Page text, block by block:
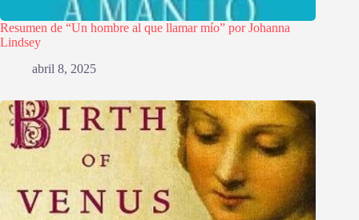
Resumen de “Un hombre al que llamar mío” por Johanna
Lindsey
abril 8, 2025